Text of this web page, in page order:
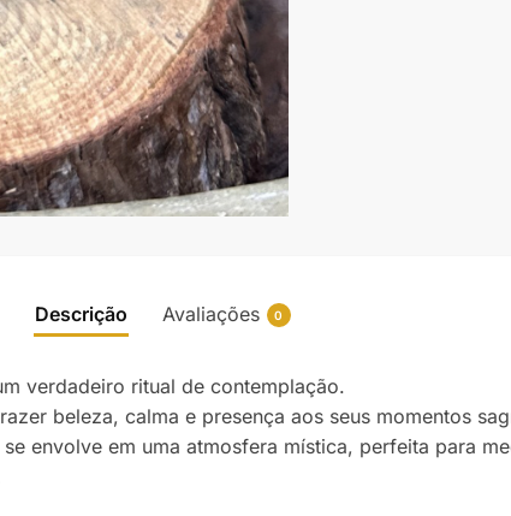
Descrição Avaliações 0
verdadeiro ritual de contemplação.
beleza, calma e presença aos seus momentos
envolve em uma atmosfera mística, perfeita para